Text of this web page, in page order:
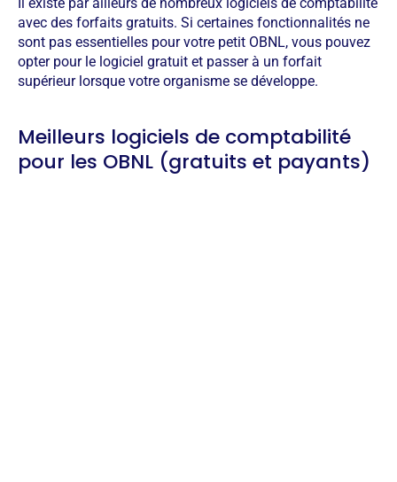
avec des forfaits gratuits. Si certaines fonctionnalités ne
sont pas essentielles pour votre petit OBNL, vous pouvez
opter pour le logiciel gratuit et passer à un forfait
supérieur lorsque votre organisme se développe.
Meilleurs logiciels de comptabilité
pour les OBNL (gratuits et payants)